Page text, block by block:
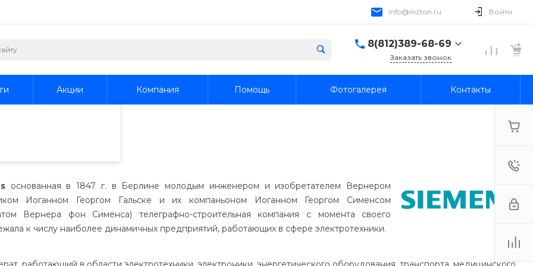
и
Продолжая
использования.
.
info@inzton.ru Войти
8(812)389-68-69
г. Санкт-Петербург,
Заказать звонок
Акции Компания Помощь Фотогалерея Контакты
основанная в 1847 г. в Берлине молодым инженером и изобретателем Вернером
Иоганном Георгом Гальске и их компаньоном Иоганном Георгом Сименсом
Вернера фон Сименса) телеграфно-строительная компания с момента своего
к числу наиболее динамичных предприятий, работающих в сфере электротехники.